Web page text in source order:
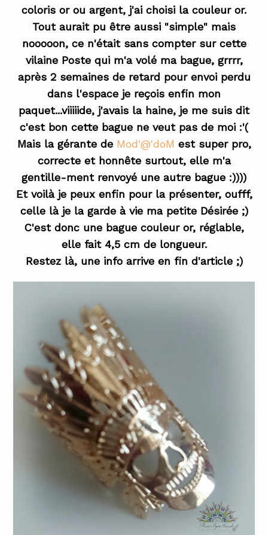
coloris or ou argent, j'ai choisi la couleur or.
Tout aurait pu être aussi "simple" mais
nooooon, ce n'était sans compter sur cette
vilaine Poste qui m'a volé ma bague, grrrr,
après 2 semaines de retard pour envoi perdu
dans l'espace je reçois enfin mon
paquet...viiiiide, j'avais la haine, je me suis dit
c'est bon cette bague ne veut pas de moi :'(
Mais la gérante de Mod'@'doM est super pro,
correcte et honnête surtout, elle m'a
gentille-ment renvoyé une autre bague :))))
Et voilà je peux enfin pour la présenter, oufff,
celle là je la garde à vie ma petite Désirée ;)
C'est donc une bague couleur or, réglable,
elle fait 4,5 cm de longueur.
Restez là, une info arrive en fin d'article ;)